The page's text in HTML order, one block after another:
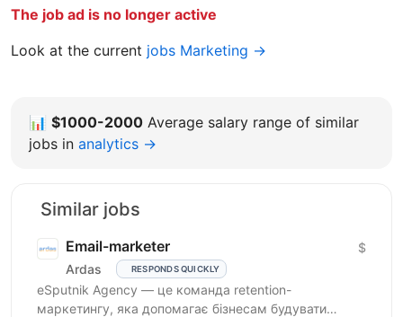
The job ad is no longer active
Look at the current jobs Marketing →
📊 $1000-2000 Average salary range of similar
jobs in analytics →
Similar jobs
Email-marketer
Ardas RESPONDS QUICKLY
$
eSputnik Agency — це команда retention-
маркетингу, яка допомагає бізнесам будувати